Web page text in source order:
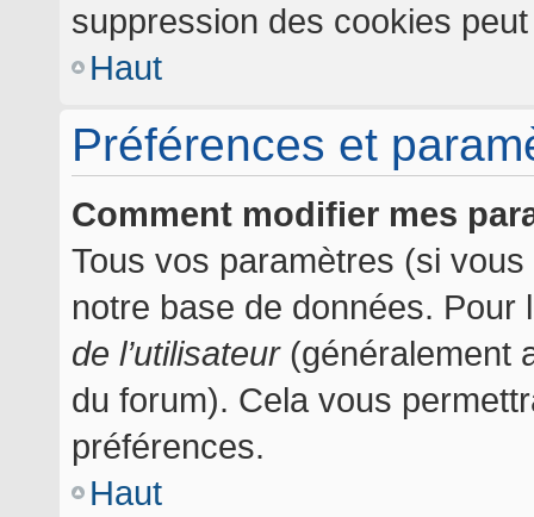
suppression des cookies
Haut
Préférences et
Comment modifier mes
Tous vos paramètres (si
notre base de données.
de l’utilisateur(généralement
du forum). Cela vous
préférences.
Haut